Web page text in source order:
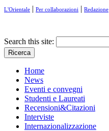
L'Orientale | Per collaborazioni | Redazione
Search this site:
Home
News
Eventi e convegni
Studenti e Laureati
Recensioni&Citazioni
Interviste
Internazionalizzazione